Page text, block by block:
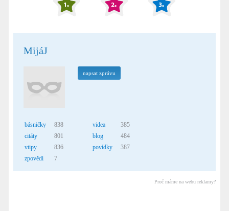
MijáJ
napsat zprávu
básničky
838
citáty
801
vtipy
836
zpovědi
7
videa
385
blog
484
povídky
387
Proč máme na webu reklamy?